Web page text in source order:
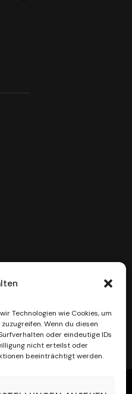
Technologien wie Cookies, um
Wenn du diesen
oder eindeutige IDs
nicht erteilst oder
beeinträchtigt werden.